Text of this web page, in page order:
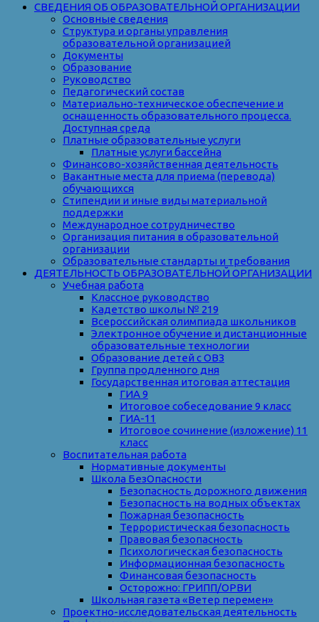
СВЕДЕНИЯ ОБ ОБРАЗОВАТЕЛЬНОЙ ОРГАНИЗАЦИИ
Основные сведения
Структура и органы управления
образовательной организацией
Документы
Образование
Руководство
Педагогический состав
Материально-техническое обеспечение и
оснащенность образовательного процесса.
Доступная среда
Платные образовательные услуги
Платные услуги бассейна
Финансово-хозяйственная деятельность
Вакантные места для приема (перевода)
обучающихся
Стипендии и иные виды материальной
поддержки
Международное сотрудничество
Организация питания в образовательной
организации
Образовательные стандарты и требования
ДЕЯТЕЛЬНОСТЬ ОБРАЗОВАТЕЛЬНОЙ ОРГАНИЗАЦИИ
Учебная работа
Классное руководство
Кадетство школы № 219
Всероссийская олимпиада школьников
Электронное обучение и дистанционные
образовательные технологии
Образование детей с ОВЗ
Группа продленного дня
Государственная итоговая аттестация
ГИА 9
Итоговое собеседование 9 класс
ГИА-11
Итоговое сочинение (изложение) 11
класс
Воспитательная работа
Нормативные документы
Школа БезОпасности
Безопасность дорожного движения
Безопасность на водных объектах
Пожарная безопасность
Террористическая безопасность
Правовая безопасность
Психологическая безопасность
Информационная безопасность
Финансовая безопасность
Осторожно: ГРИПП/ОРВИ
Школьная газета «Ветер перемен»
Проектно-исследовательская деятельность